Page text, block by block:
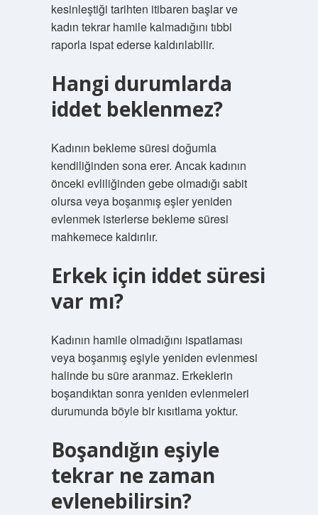
kesinleştiği tarihten itibaren başlar ve
kadın tekrar hamile kalmadığını tıbbi
raporla ispat ederse kaldırılabilir.
Hangi durumlarda
iddet beklenmez?
Kadının bekleme süresi doğumla
kendiliğinden sona erer. Ancak kadının
önceki evliliğinden gebe olmadığı sabit
olursa veya boşanmış eşler yeniden
evlenmek isterlerse bekleme süresi
mahkemece kaldırılır.
Erkek için iddet süresi
var mı?
Kadının hamile olmadığını ispatlaması
veya boşanmış eşiyle yeniden evlenmesi
halinde bu süre aranmaz. Erkeklerin
boşandıktan sonra yeniden evlenmeleri
durumunda böyle bir kısıtlama yoktur.
Boşandığın eşiyle
tekrar ne zaman
evlenebilirsin?